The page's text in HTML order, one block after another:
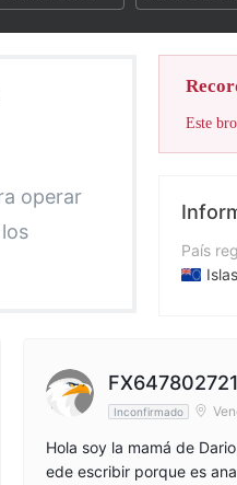
operar
Este
País
Inconfirmado
Hola soy la mamá de
ede escribir porque es